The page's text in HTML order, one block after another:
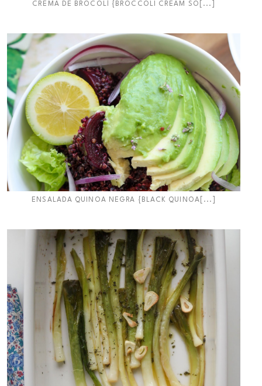
CREMA DE BROCOLÍ {BROCCOLI CREAM SO[...]
ENSALADA QUINOA NEGRA {BLACK QUINOA[...]